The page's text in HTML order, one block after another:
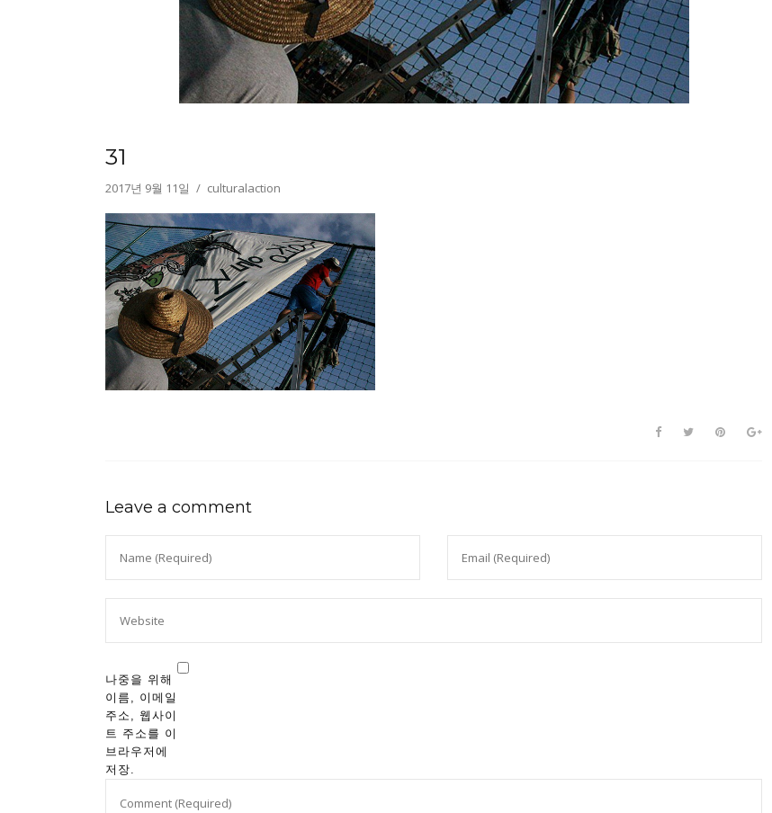
31
2017년 9월 11일 culturalaction
Leave a comment
나중을 위해
이름, 이메일
주소, 웹사이
트 주소를 이
브라우저에
저장.